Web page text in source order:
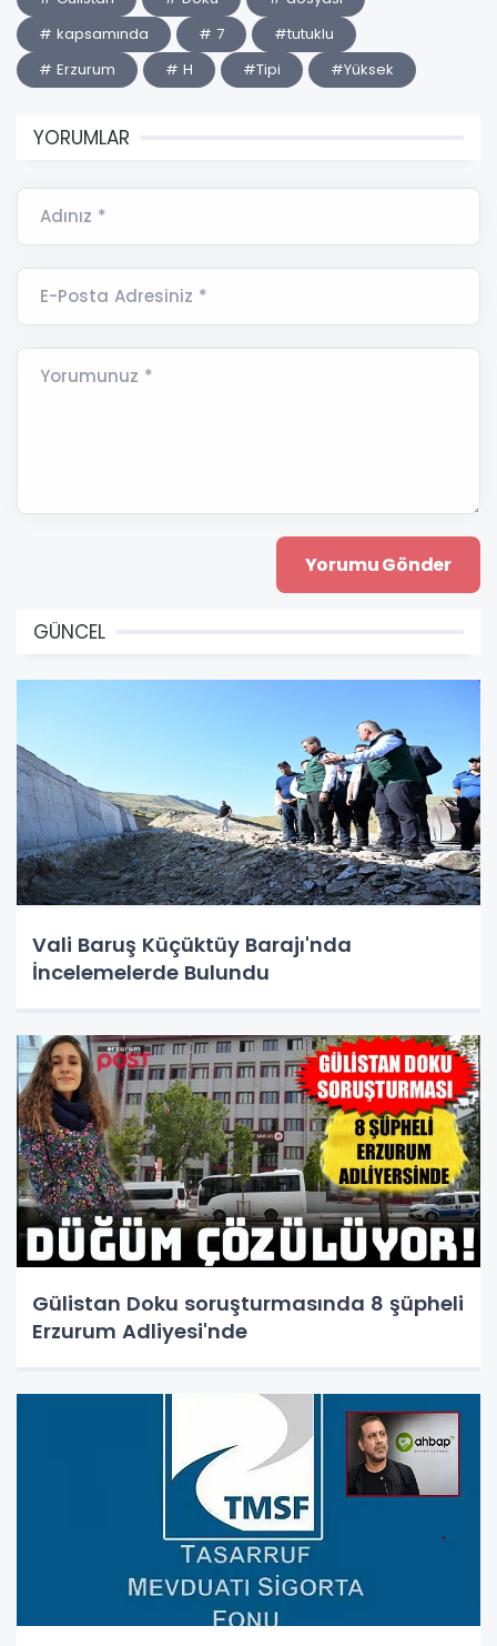
# kapsamında
# 7
#tutuklu
# Erzurum
# H #Tipi #Yüksek
YORUMLAR
Adınız *
E-Posta Adresiniz *
Yorumunuz *
GÜNCEL
Vali Baruş Küçüktüy Barajı'nda
İncelemelerde Bulundu
Gülistan Doku soruşturmasında 8 şüpheli
Erzurum Adliyesi'nde